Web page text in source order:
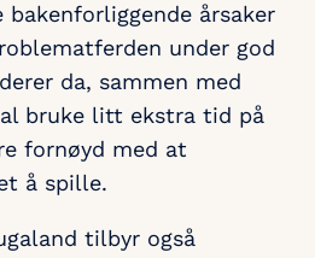
årsaker
under god
da, sammen med
bruke litt ekstra tid på
fornøyd med at
å spille.
tilbyr også